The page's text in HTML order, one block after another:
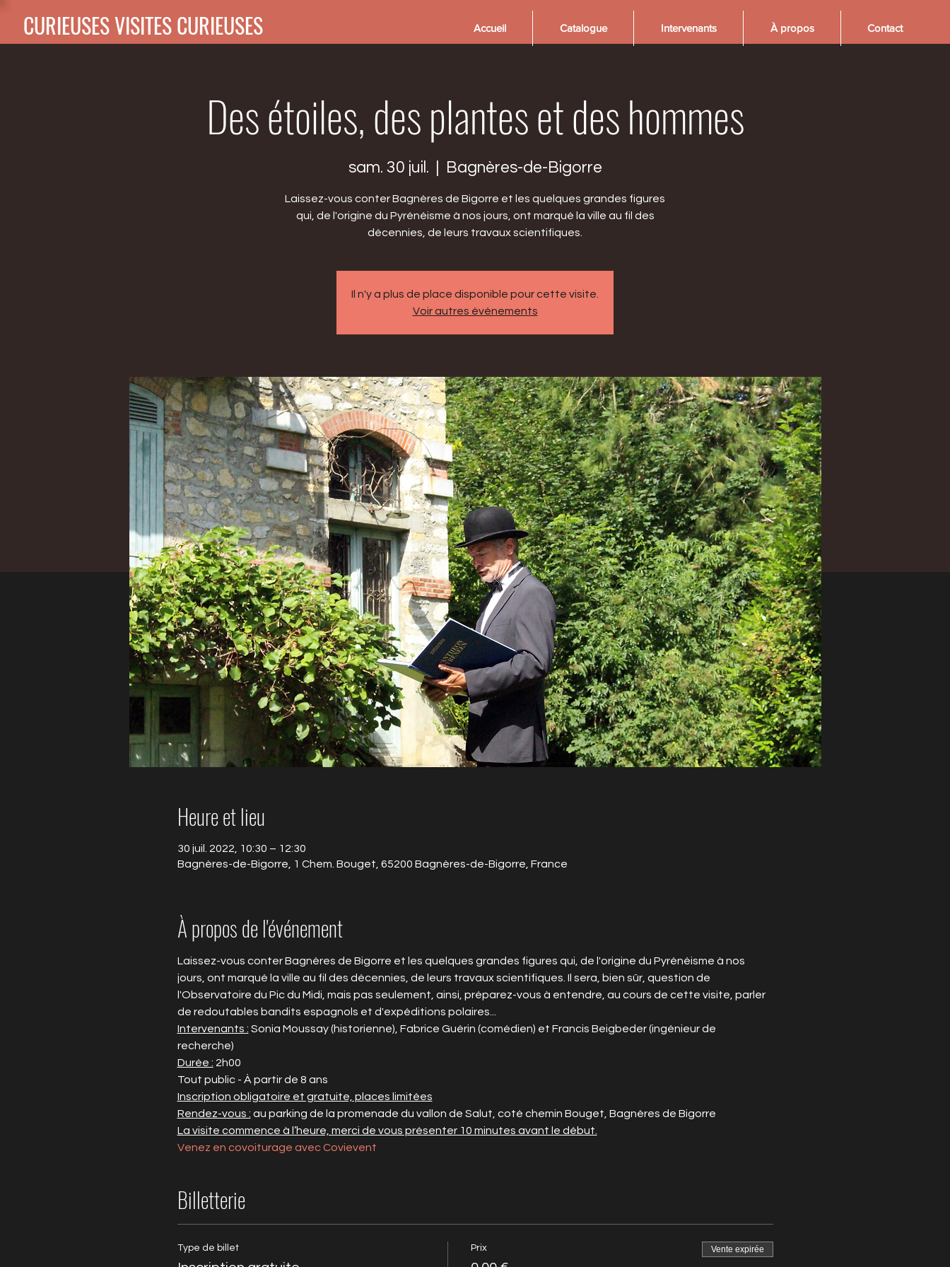
CURIEUSES VISITES CURIEUSES Accueil Catalogue Intervenants À propos Contact
Des étoiles, des plantes et des hommes
sam. 30 juil. Bagnères-de-Bigorre
Laissez-vous conter Bagnères de Bigorre et les quelques grandes figures
qui, de l'origine du Pyrénéisme à nos jours, ont marqué la ville au fil des
décennies, de leurs travaux scientifiques.
Il n'y a plus de place disponible pour cette visite.
Voir autres événements
Heure et lieu
30 juil. 2022, 10:30 – 12:30
Bagnères-de-Bigorre, 1 Chem. Bouget, 65200 Bagnères-de-Bigorre, France
À propos de l'événement
Laissez-vous conter Bagnères de Bigorre et les quelques grandes figures qui, de l'origine du Pyrénéisme à nos
jours, ont marqué la ville au fil des décennies, de leurs travaux scientifiques. Il sera, bien sûr, question de
l'Observatoire du Pic du Midi, mais pas seulement, ainsi, préparez-vous à entendre, au cours de cette visite, parler
de redoutables bandits espagnols et d'expéditions polaires...
Intervenants : Sonia Moussay (historienne), Fabrice Guérin (comédien) et Francis Beigbeder (ingénieur de
recherche)
Durée : 2h00
Tout public - À partir de 8 ans
Inscription obligatoire et gratuite, places limitées
Rendez-vous : au parking de la promenade du vallon de Salut, coté chemin Bouget, Bagnères de Bigorre
La visite commence à l’heure, merci de vous présenter 10 minutes avant le début.
Venez en covoiturage avec Covievent
Billetterie
Type de billet Prix Vente expirée